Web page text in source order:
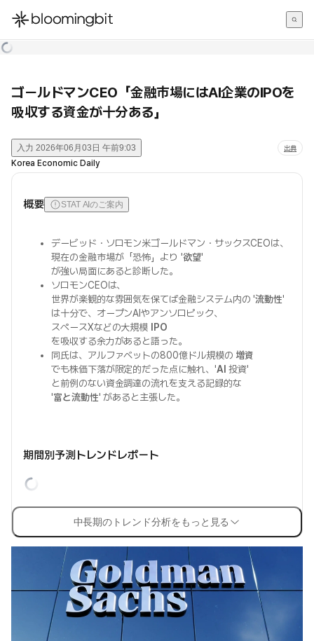
한국어
ゴールドマンCEO「金融市場にはAI企業のIPOを
吸収する資金が十分ある」
入力 2026年06月03日 午前9:03 出典
Korea Economic Daily
概要 STAT AIのご案内
デービッド・ソロモン米ゴールドマン・サックスCEOは、
現在の金融市場が「恐怖」より '欲望'
が強い局面にあると診断した。
ソロモンCEOは、
世界が楽観的な雰囲気を保てば金融システム内の '流動性'
は十分で、オープンAIやアンソロピック、
スペースXなどの大規模
IPO
を吸収する余力があると語った。
同氏は、アルファベットの800億ドル規模の 増資
でも株価下落が限定的だった点に触れ、'AI 投資'
と前例のない資金調達の流れを支える記録的な
'富と流動性' があると主張した。
期間別予測トレンドレポート
中長期のトレンド分析をもっと見る